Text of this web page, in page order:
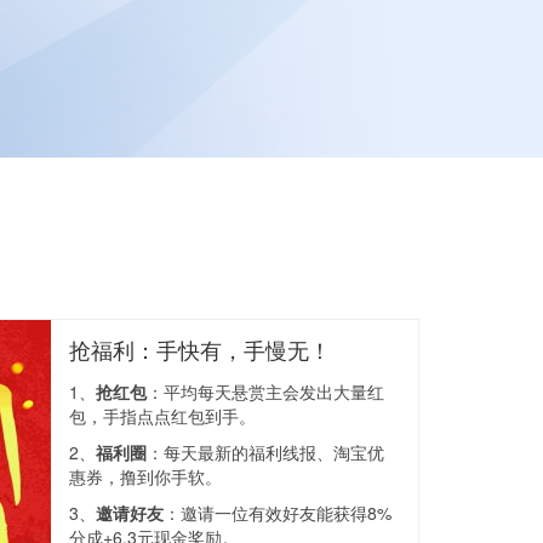
抢福利：手快有，手慢无！
1、 抢红包：平均每天悬赏主会发出大量红
包，手指点点红包到手。
2、 福利圈 ：每天最新的福利线报、淘宝优
惠券，撸到你手软。
3、 邀请好友 ：邀请一位有效好友能获得8%
分成+6.3元现金奖励。